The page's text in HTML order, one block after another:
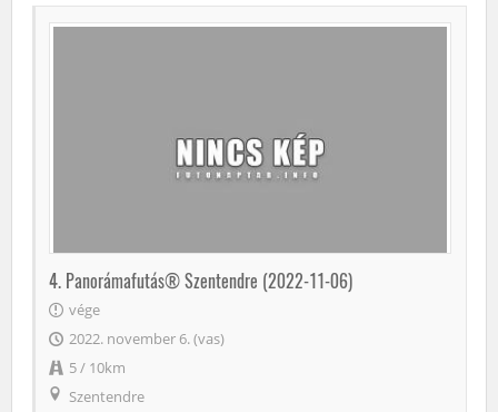
4. Panorámafutás® Szentendre (2022-11-06)
vége
2022. november 6. (vas)
5 / 10km
Szentendre